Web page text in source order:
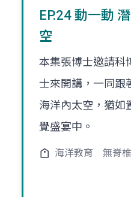
EP.24 動一動
空
本集張博士邀請科
士來開講，一同跟
海洋內太空，猶如
覺盛宴中。
海洋教育 無脊